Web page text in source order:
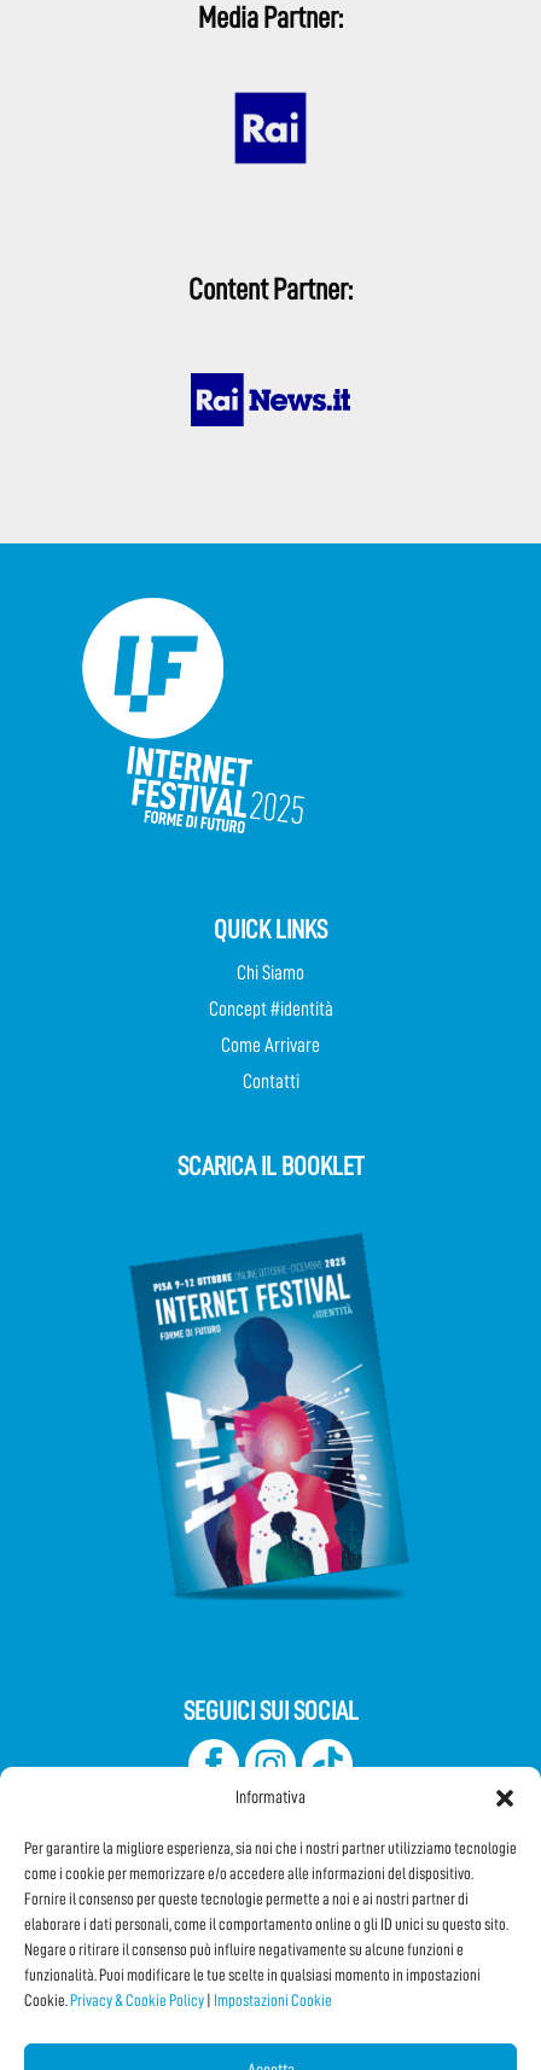
Informativa
Per garantire la migliore esperienza, sia noi che i nostri partner utilizziamo tecnologie
come i cookie per memorizzare e/o accedere alle informazioni del dispositivo.
Fornire il consenso per queste tecnologie permette a noi e ai nostri partner di
elaborare i dati personali, come il comportamento online o gli ID unici su questo sito.
Negare o ritirare il consenso può influire negativamente su alcune funzioni e
funzionalità. Puoi modificare le tue scelte in qualsiasi momento in impostazioni
Cookie. Privacy & Cookie Policy Impostazioni Cookie
Media Partner:
Content Partner:
QUICK LINKS
Chi Siamo
Concept #identità
Come Arrivare
Contatti
SCARICA IL BOOKLET
SEGUICI SUI SOCIAL
Iscriviti alla Newsletter
CONDIVIDI QUESTA PAGINA!